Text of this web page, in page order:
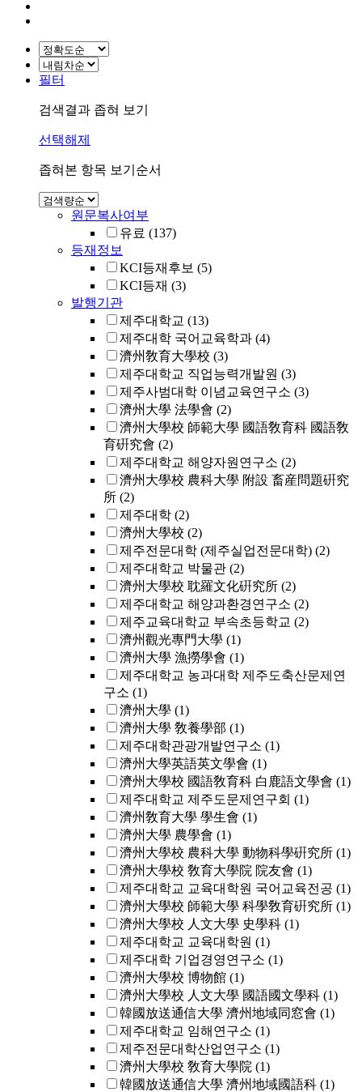
필터
검색결과 좁혀 보기
선택해제
좁혀본 항목 보기순서
원문복사여부
유료 (137)
등재정보
KCI등재후보 (5)
KCI등재 (3)
발행기관
제주대학교 (13)
제주대학 국어교육학과 (4)
濟州敎育大學校 (3)
제주대학교 직업능력개발원 (3)
제주사범대학 이념교육연구소 (3)
濟州大學 法學會 (2)
濟州大學校 師範大學 國語敎育科 國語敎
育硏究會 (2)
제주대학교 해양자원연구소 (2)
濟州大學校 農科大學 附設 畜産問題硏究
所 (2)
제주대학 (2)
濟州大學校 (2)
제주전문대학 (제주실업전문대학) (2)
제주대학교 박물관 (2)
濟州大學校 耽羅文化硏究所 (2)
제주대학교 해양과환경연구소 (2)
제주교육대학교 부속초등학교 (2)
濟州觀光專門大學 (1)
濟州大學 漁撈學會 (1)
제주대학교 농과대학 제주도축산문제연
구소 (1)
濟州大學 (1)
濟州大學 敎養學部 (1)
제주대학관광개발연구소 (1)
濟州大學英語英文學會 (1)
濟州大學校 國語敎育科 白鹿語文學會 (1)
제주대학교 제주도문제연구회 (1)
濟州敎育大學 學生會 (1)
濟州大學 農學會 (1)
濟州大學校 農科大學 動物科學硏究所 (1)
濟州大學校 敎育大學院 院友會 (1)
제주대학교 교육대학원 국어교육전공 (1)
濟州大學校 師範大學 科學敎育硏究所 (1)
濟州大學校 人文大學 史學科 (1)
제주대학교 교육대학원 (1)
제주대학 기업경영연구소 (1)
濟州大學校 博物館 (1)
濟州大學校 人文大學 國語國文學科 (1)
韓國放送通信大學 濟州地域同窓會 (1)
제주대학교 임해연구소 (1)
제주전문대학산업연구소 (1)
濟州大學校 敎育大學院 (1)
韓國放送通信大學 濟州地域國語科 (1)